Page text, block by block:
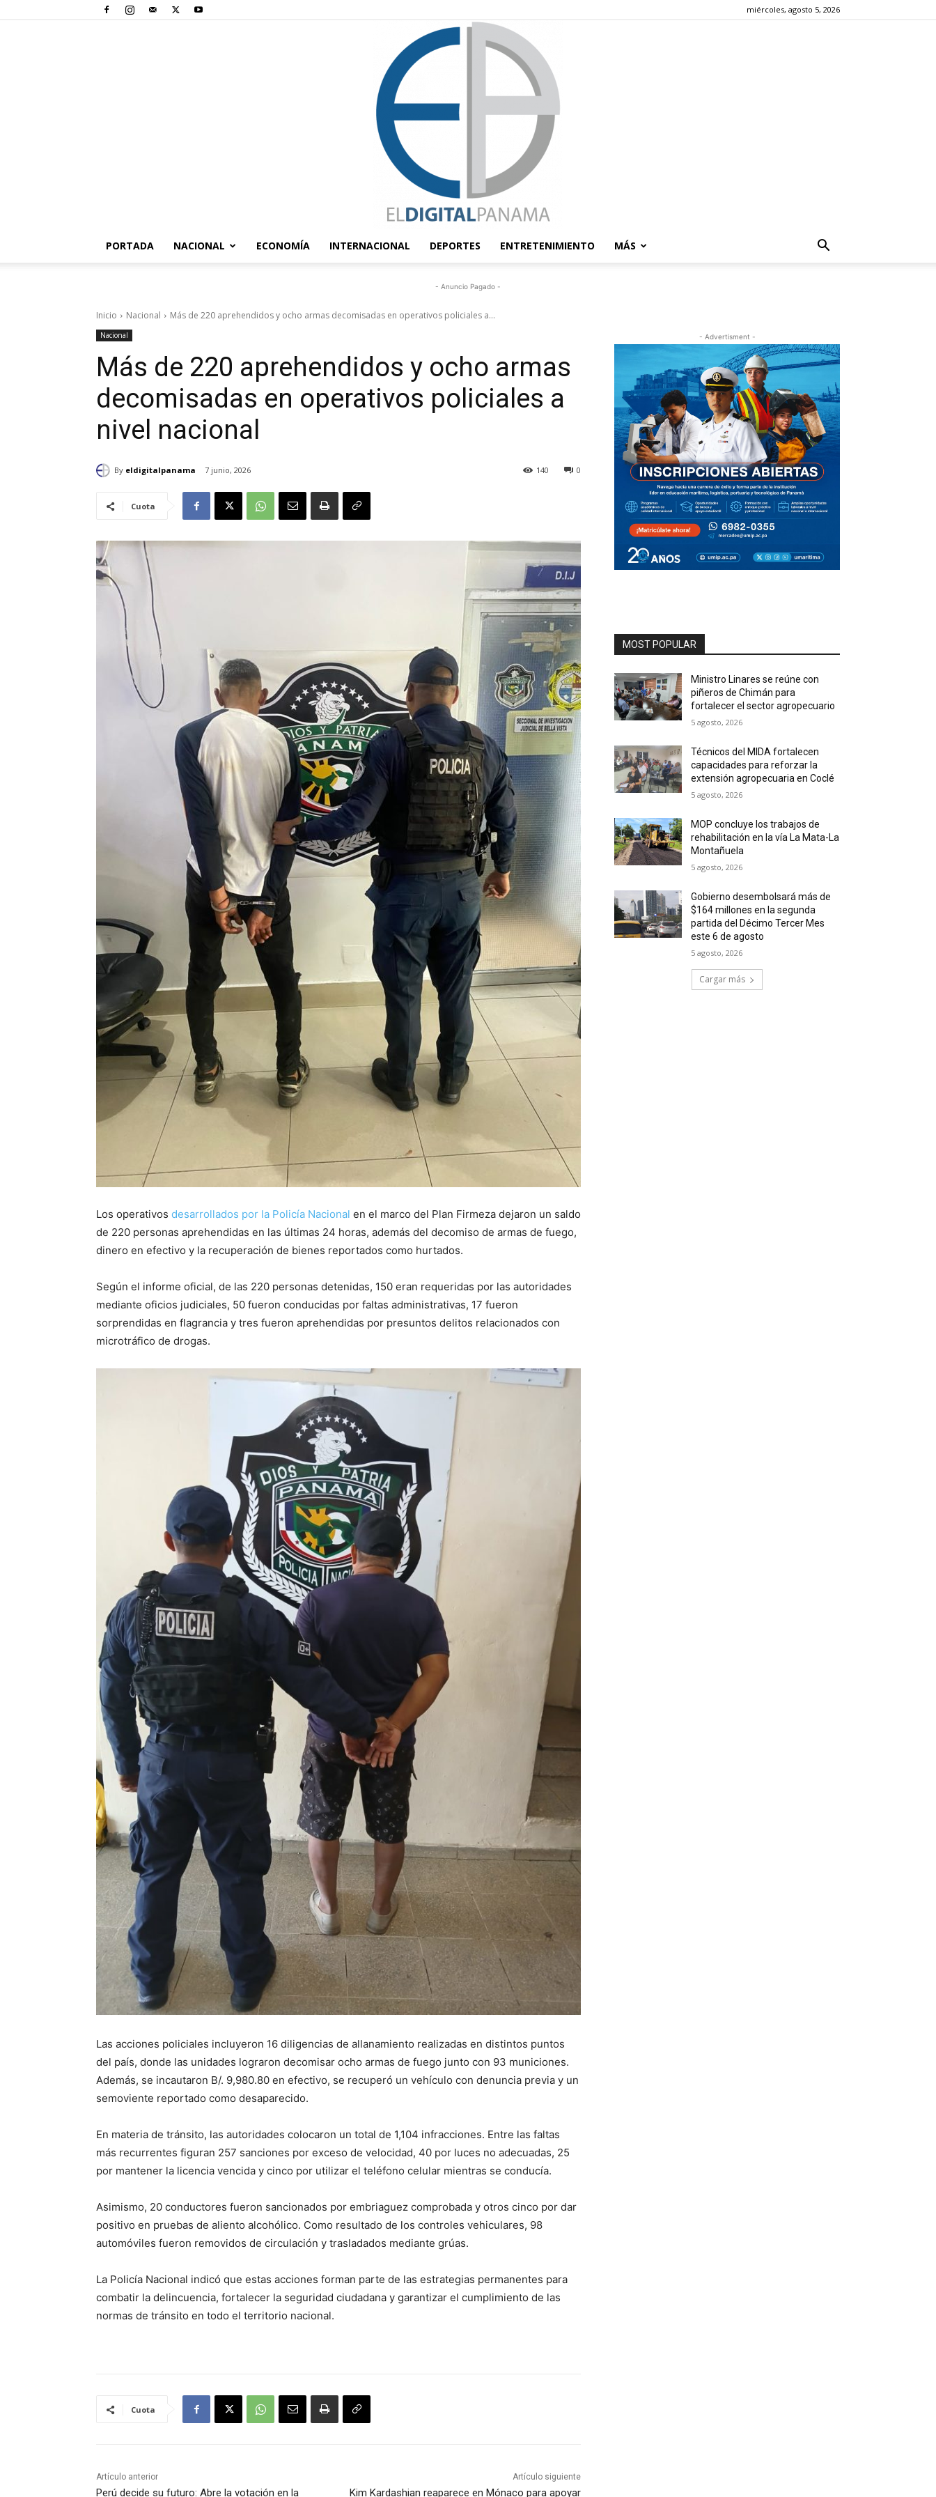
miércoles, agosto 5, 2026
Digital
PORTADA NACIONAL ECONOMÍA INTERNACIONAL DEPORTES ENTRETENIMIENTO MÁS
- Anuncio Pagado -
Inicio Nacional Más de 220 aprehendidos y ocho armas decomisadas en operativos policiales a...
Nacional
Más de 220 aprehendidos y ocho armas
decomisadas en operativos policiales a
nivel nacional
By eldigitalpanama 7 junio, 2026 0
140
Cuota
Los operativos desarrollados por la Policía Nacional en el marco del Plan Firmeza dejaron un saldo
de 220 personas aprehendidas en las últimas 24 horas, además del decomiso de armas de fuego,
dinero en efectivo y la recuperación de bienes reportados como hurtados.
Según el informe oficial, de las 220 personas detenidas, 150 eran requeridas por las autoridades
mediante oficios judiciales, 50 fueron conducidas por faltas administrativas, 17 fueron
sorprendidas en flagrancia y tres fueron aprehendidas por presuntos delitos relacionados con
microtráfico de drogas.
Las acciones policiales incluyeron 16 diligencias de allanamiento realizadas en distintos puntos
del país, donde las unidades lograron decomisar ocho armas de fuego junto con 93 municiones.
Además, se incautaron B/. 9,980.80 en efectivo, se recuperó un vehículo con denuncia previa y un
semoviente reportado como desaparecido.
En materia de tránsito, las autoridades colocaron un total de 1,104 infracciones. Entre las faltas
más recurrentes figuran 257 sanciones por exceso de velocidad, 40 por luces no adecuadas, 25
por mantener la licencia vencida y cinco por utilizar el teléfono celular mientras se conducía.
Asimismo, 20 conductores fueron sancionados por embriaguez comprobada y otros cinco por dar
positivo en pruebas de aliento alcohólico. Como resultado de los controles vehiculares, 98
automóviles fueron removidos de circulación y trasladados mediante grúas.
La Policía Nacional indicó que estas acciones forman parte de las estrategias permanentes para
combatir la delincuencia, fortalecer la seguridad ciudadana y garantizar el cumplimiento de las
normas de tránsito en todo el territorio nacional.
Cuota
Artículo anterior
Perú decide su futuro: Abre la votación en la
Artículo siguiente
Kim Kardashian reaparece en Mónaco para apoyar
- Advertisment -
MOST POPULAR
Ministro Linares se reúne con
piñeros de Chimán para
fortalecer el sector agropecuario
5 agosto, 2026
Técnicos del MIDA fortalecen
capacidades para reforzar la
extensión agropecuaria en Coclé
5 agosto, 2026
MOP concluye los trabajos de
rehabilitación en la vía La Mata-La
Montañuela
5 agosto, 2026
Gobierno desembolsará más de
$164 millones en la segunda
partida del Décimo Tercer Mes
este 6 de agosto
5 agosto, 2026
Cargar más